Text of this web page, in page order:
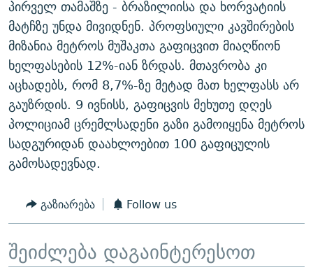
ᲐᲒᲕᲘᲡᲢᲝᲡ ᲝᲛᲘ
ПРИВЕТ ᲙᲣᲚᲢᲣᲠᲐ
პირველ თამაშზე - ბრაზილიისა და ხორვატიის
მატჩზე უნდა მივიდნენ. პროფსიული კავშირების
მიზანია მეტროს მუშაკთა გაფიცვით მიაღწიონ
ხელფასების 12%-იან ზრდას. მთავრობა კი
აცხადებს, რომ 8,7%-ზე მეტად მათ ხელფასს არ
გაუზრდის. 9 ივნისს, გაფიცვის მეხუთე დღეს
პოლიციამ ცრემლსადენი გაზი გამოიყენა მეტროს
სადგურიდან დაახლოებით 100 გაფიცულის
გამოსადევნად.
გაზიარება Follow us
შეიძლება დაგაინტერესოთ